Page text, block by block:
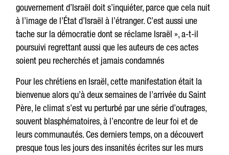
gouvernement d’Israël doit s’inquiéter, parce que cela nuit
à l’image de l’État d’Israël à l’étranger. C’est aussi une
tache sur la démocratie dont se réclame Israël », a-t-il
poursuivi regrettant aussi que les auteurs de ces actes
soient peu recherchés et jamais condamnés
Pour les chrétiens en Israël, cette manifestation était la
bienvenue alors qu’à deux semaines de l’arrivée du Saint
Père, le climat s’est vu perturbé par une série d’outrages,
souvent blasphématoires, à l’encontre de leur foi et de
leurs communautés. Ces derniers temps, on a découvert
presque tous les jours des insanités écrites sur les murs